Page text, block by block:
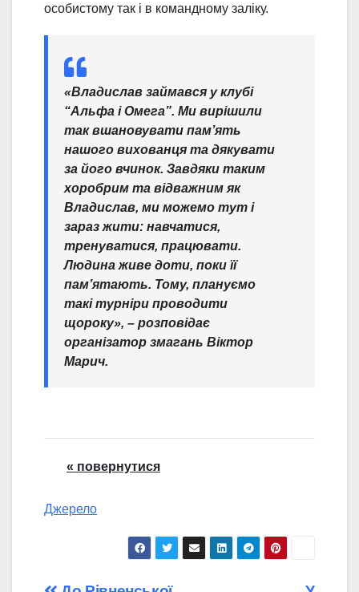
особистому так і в командному заліку.
«Владислав займався у клубі
“Альфа і Омега”. Ми вирішили
так вшановувати пам’ять
нашого вихованця та дякувати
за його вчинок. Завдяки таким
хоробрим та відважним як
Владислав, ми можемо тут і
зараз жити: навчатися,
тренуватися, працювати.
Людина живе доти, поки її
пам’ятають. Тому, плануємо
такі турніри проводити
щороку», – розповідає
організатор змагань Віктор
Марич.
« повернутися
Джерело